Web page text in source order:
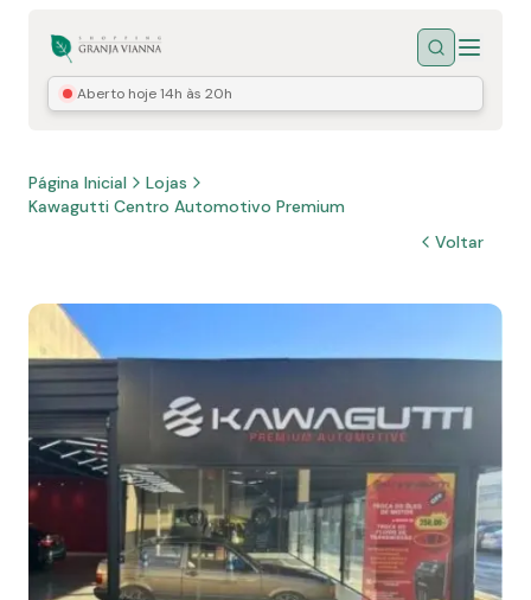
BuscarMenu
Aberto hoje14h às 20h
Página Inicial
Lojas
Kawagutti Centro Automotivo Premium
Voltar